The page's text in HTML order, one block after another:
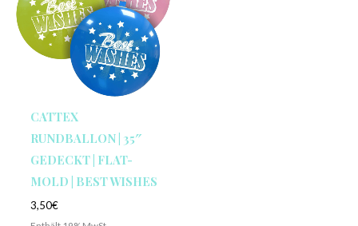
CATTEX
RUNDBALLON | 35″
GEDECKT | FLAT-
MOLD | BEST WISHES
3,50€